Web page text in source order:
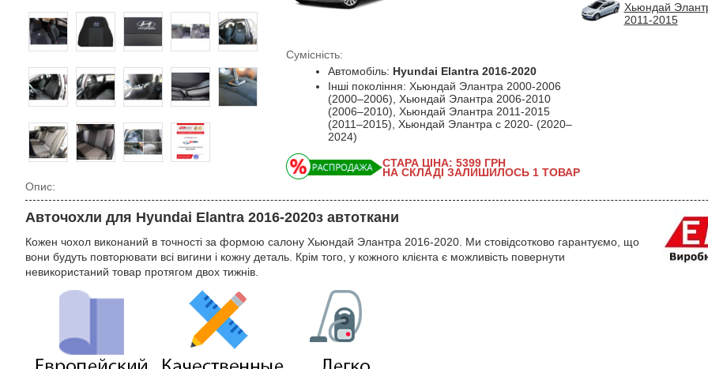
Сумісність:
Автомобіль: Hyundai Elantra 2016-2020
Інші покоління: Хьюндай Элантра 2000-2006
(2000–2006), Хьюндай Элантра 2006-2010
(2006–2010), Хьюндай Элантра 2011-2015
(2011–2015), Хьюндай Элантра с 2020- (2020–
2024)
Хьюндай
2011-2015
СТАРА ЦІНА: 5399 ГРН
НА СКЛАДІ ЗАЛИШИЛОСЬ 1 ТОВАР
Опис:
Авточохли для Hyundai Elantra 2016-2020з автоткани
Кожен чохол виконаний в точності за формою салону Хьюндай Элантра 2016-2020. Ми стовідсотково гарантуємо, що
вони будуть повторювати всі вигини і кожну деталь. Крім того, у кожного клієнта є можливість повернути
невикористаний товар протягом двох тижнів.